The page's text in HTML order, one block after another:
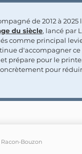
de 2012 à 2025
du siècle, lancé par
comme principal
d'accompagner ce
prépare pour le
pour
Bouzon